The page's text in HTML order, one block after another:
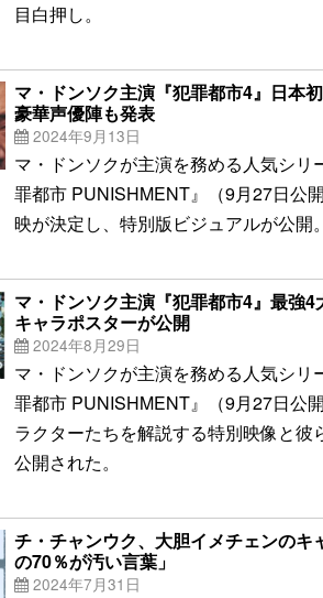
目白押し。
マ・ドンソク主演『犯罪都市4』日本
豪華声優陣も発表
2024年9月13日
マ・ドンソクが主演を務める人気シ
罪都市 PUNISHMENT』（9月27日公
映が決定し、特別版ビジュアルが公開。
マ・ドンソク主演『犯罪都市4』最強
キャラポスターが公開
2024年8月29日
マ・ドンソクが主演を務める人気シ
罪都市 PUNISHMENT』（9月27日公
ラクターたちを解説する特別映像と
公開された。
チ・チャンウク、大胆イメチェンのキ
の70％が汚い言葉」
2024年7月31日